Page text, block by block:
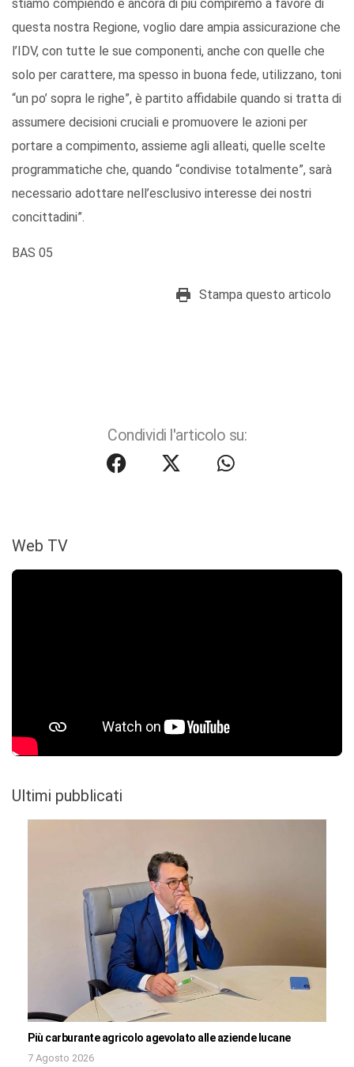
stiamo compiendo e ancora di più compiremo a favore di
questa nostra Regione, voglio dare ampia assicurazione che
l’IDV, con tutte le sue componenti, anche con quelle che
solo per carattere, ma spesso in buona fede, utilizzano, toni
“un po’ sopra le righe”, è partito affidabile quando si tratta di
assumere decisioni cruciali e promuovere le azioni per
portare a compimento, assieme agli alleati, quelle scelte
programmatiche che, quando “condivise totalmente”, sarà
necessario adottare nell’esclusivo interesse dei nostri
concittadini”.
BAS 05
Stampa questo articolo
Condividi l'articolo su:
Web TV
Ultimi pubblicati
Più carburante agricolo agevolato alle aziende lucane
7 Agosto 2026